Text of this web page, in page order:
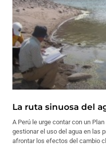
La ruta sinuosa del
A Perú le urge contar con un
gestionar el uso del agua en las
afrontar los efectos del cambio